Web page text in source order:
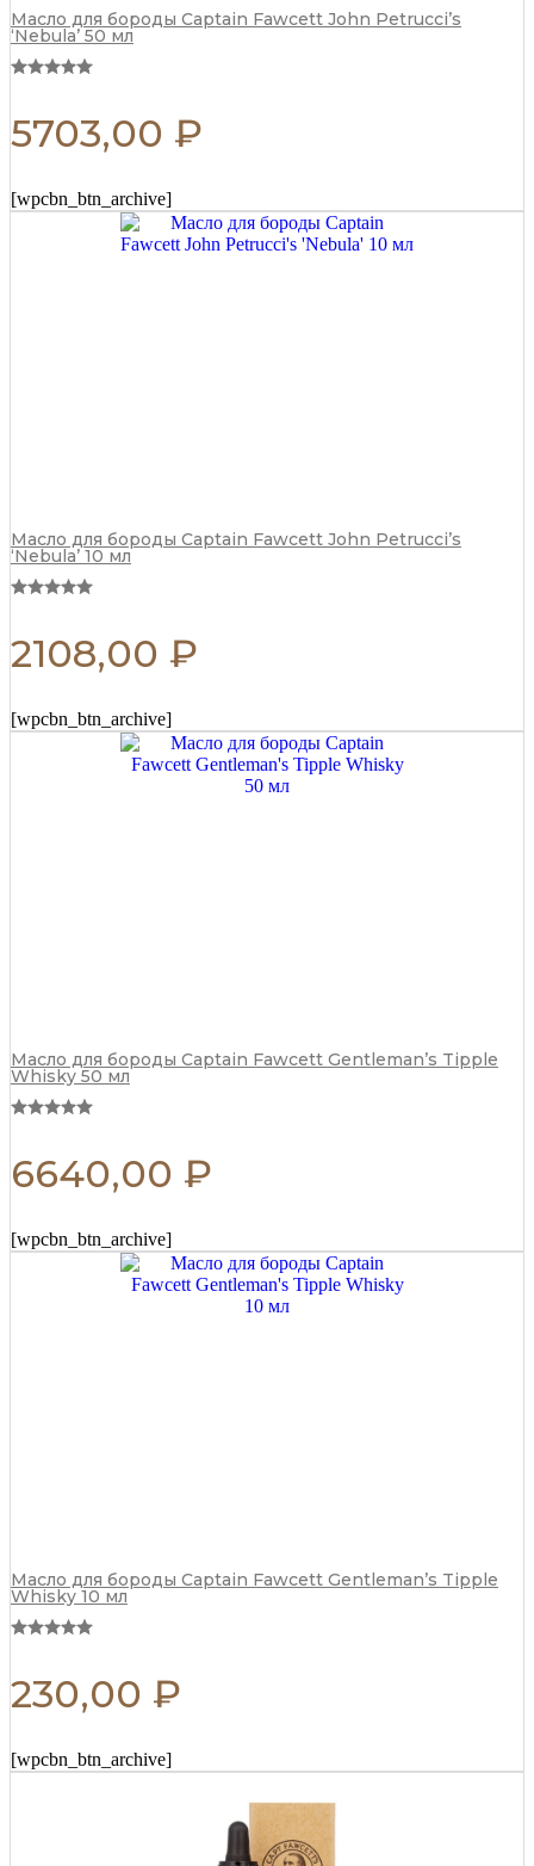
Масло для бороды Captain Fawcett John Petrucci’s
‘Nebula’ 50 мл
5703,00 ₽
[wpcbn_btn_archive]
Масло для бороды Captain Fawcett John Petrucci’s
‘Nebula’ 10 мл
2108,00 ₽
[wpcbn_btn_archive]
Масло для бороды Captain Fawcett Gentleman’s Tipple
Whisky 50 мл
6640,00 ₽
[wpcbn_btn_archive]
Масло для бороды Captain Fawcett Gentleman’s Tipple
Whisky 10 мл
230,00 ₽
[wpcbn_btn_archive]